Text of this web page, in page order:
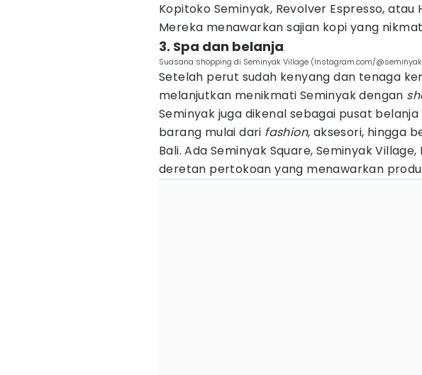
Kopitoko Seminyak, Revolver Espresso, atau
Mereka menawarkan sajian kopi yang
3. Spa dan belanja
Suasana shopping di Seminyak Village (Instagram.com/
Setelah perut sudah kenyang dan tenaga
melanjutkan menikmati Seminyak dengan
Seminyak juga dikenal sebagai pusat
barang mulai dari fashion, aksesori, hingga
Bali. Ada Seminyak Square, Seminyak
deretan pertokoan yang menawarkan